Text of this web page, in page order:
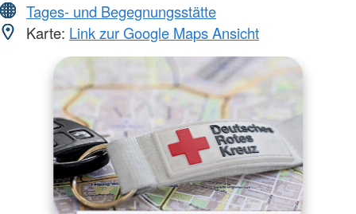
Tages- und Begegnungsstätte
Karte: Link zur Google Maps Ansicht